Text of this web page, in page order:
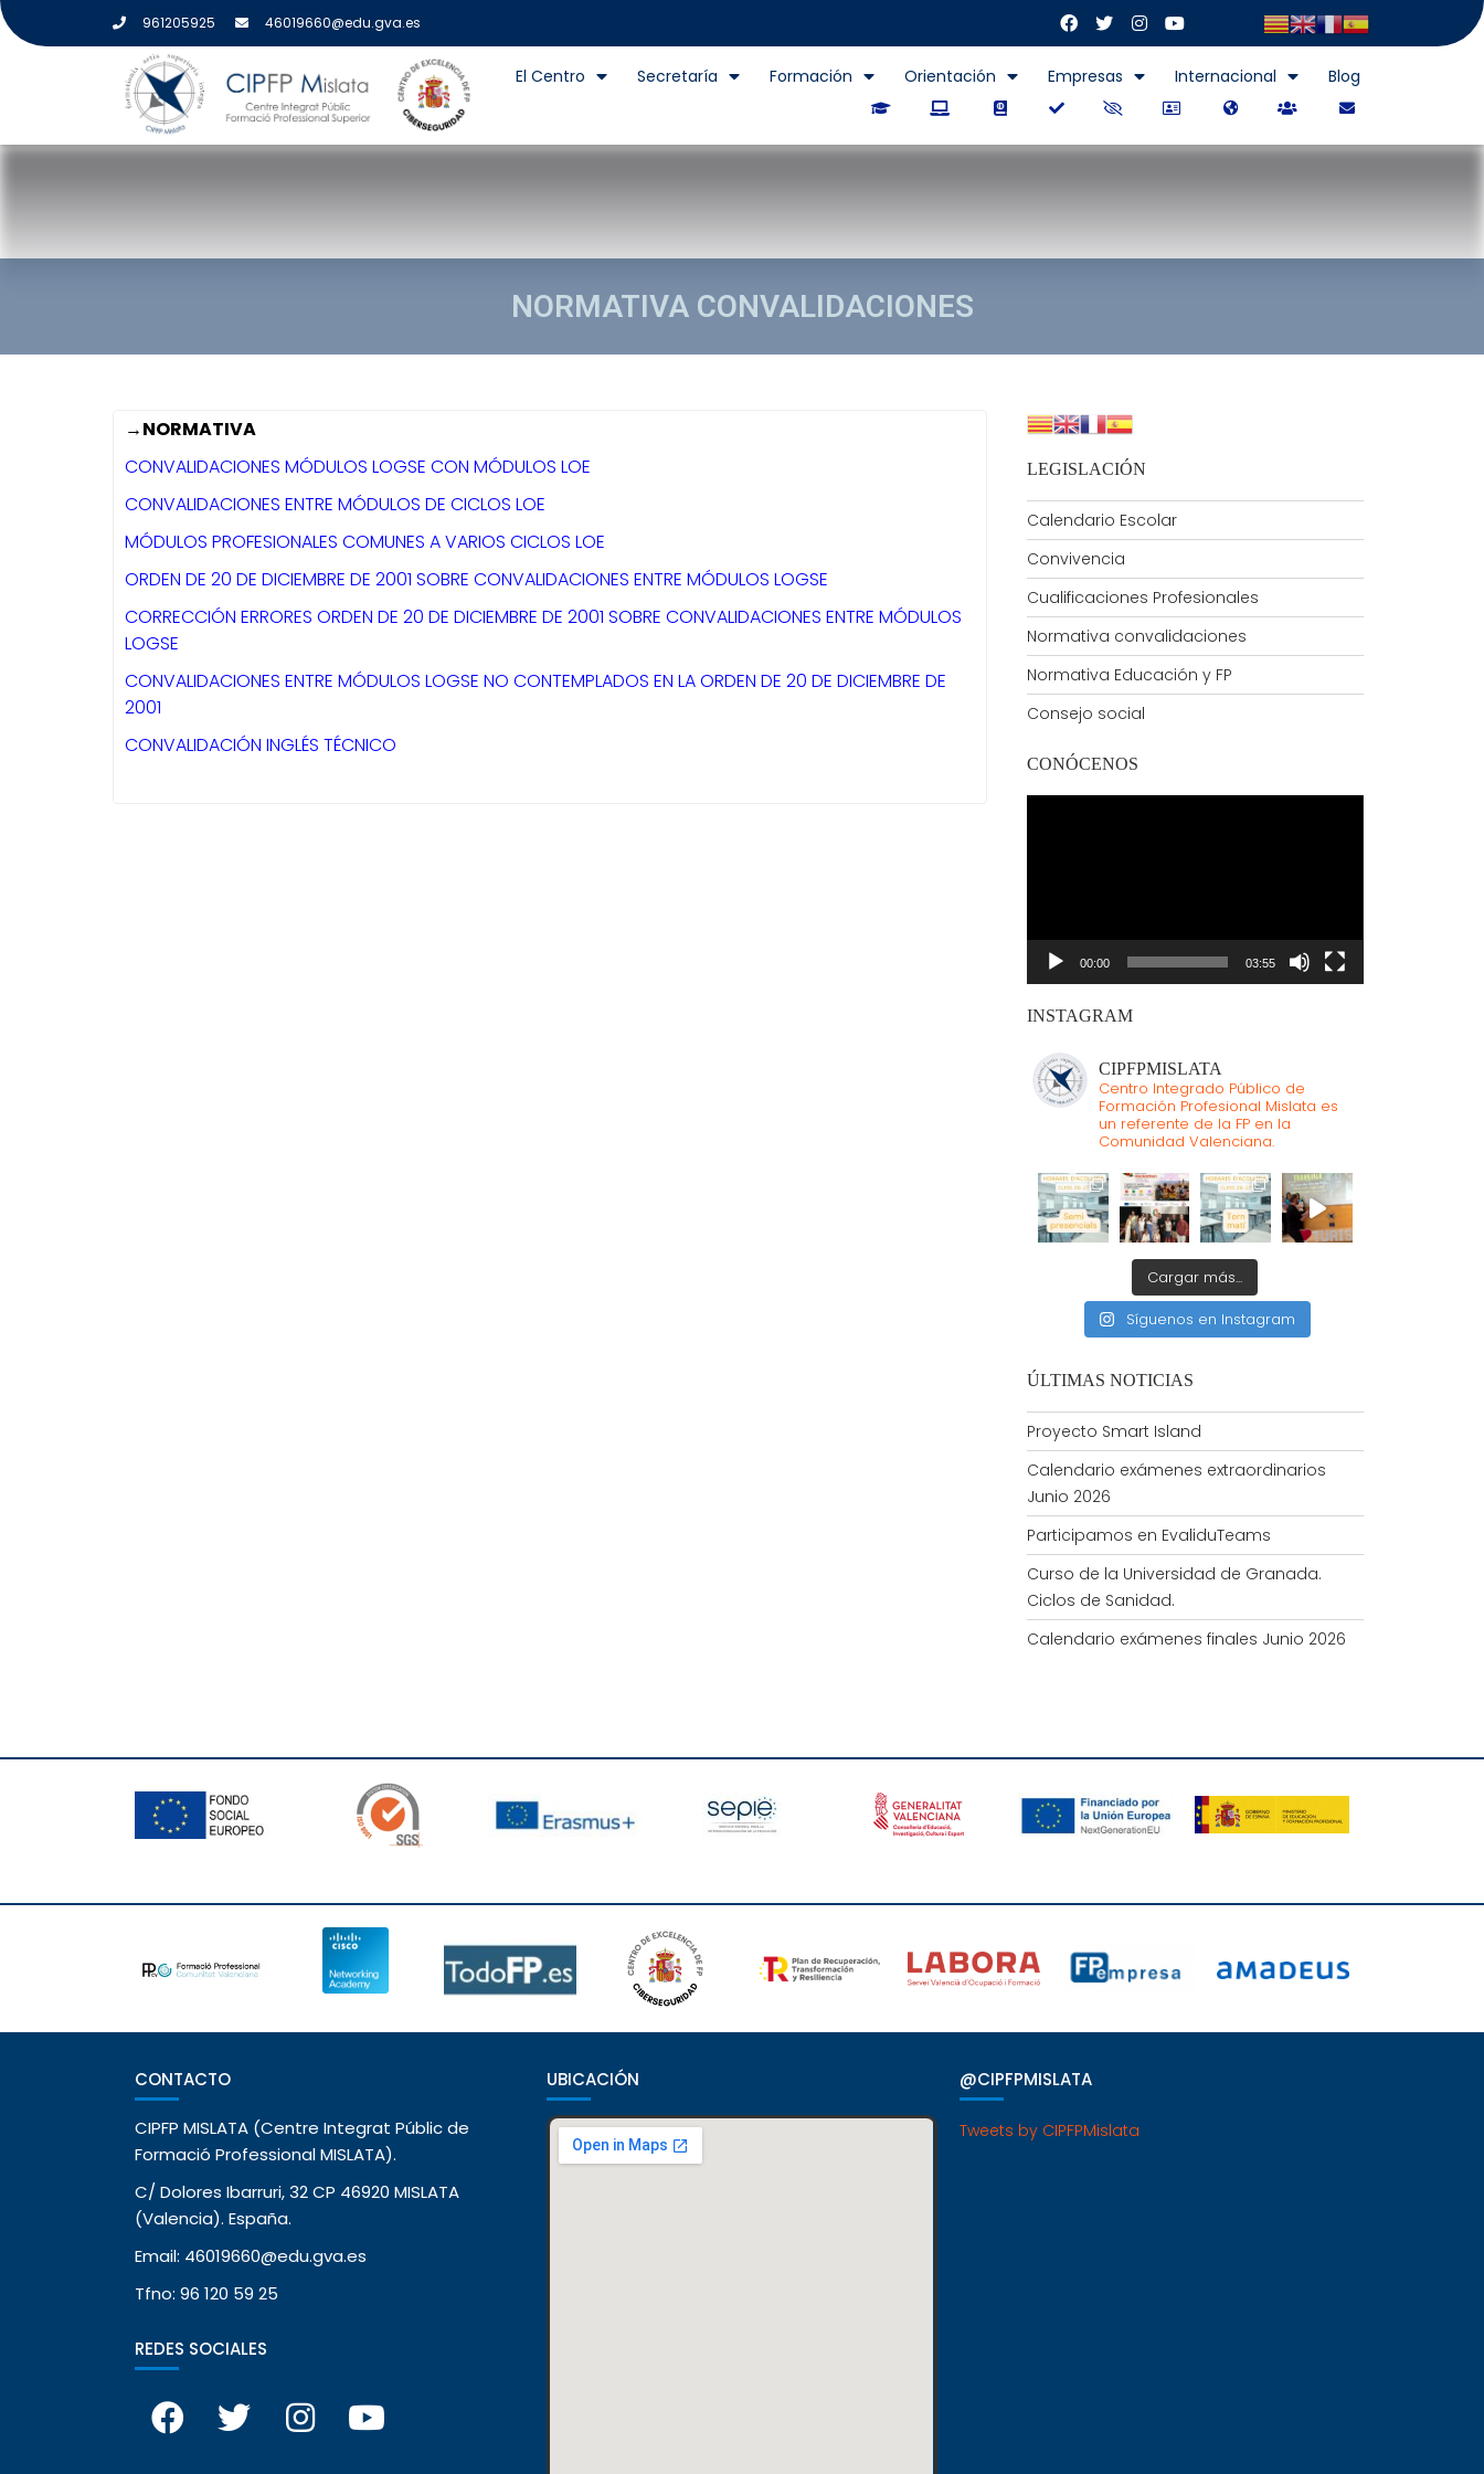
961205925 46019660@edu.gva.es
El Centro Secretaría Formación Orientación Empresas Internacional Blog
NORMATIVA CONVALIDACIONES
→NORMATIVA
CONVALIDACIONES MÓDULOS LOGSE CON MÓDULOS LOE
CONVALIDACIONES ENTRE MÓDULOS DE CICLOS LOE
MÓDULOS PROFESIONALES COMUNES A VARIOS CICLOS LOE
ORDEN DE 20 DE DICIEMBRE DE 2001 SOBRE CONVALIDACIONES ENTRE MÓDULOS LOGSE
CORRECCIÓN ERRORES ORDEN DE 20 DE DICIEMBRE DE 2001 SOBRE CONVALIDACIONES ENTRE MÓDULOS
LOGSE
CONVALIDACIONES ENTRE MÓDULOS LOGSE NO CONTEMPLADOS EN LA ORDEN DE 20 DE DICIEMBRE DE
2001
CONVALIDACIÓN INGLÉS TÉCNICO
LEGISLACIÓN
Calendario Escolar
Convivencia
Cualificaciones Profesionales
Normativa convalidaciones
Normativa Educación y FP
Consejo social
CONÓCENOS
00:00 03:55
INSTAGRAM
CIPFPMISLATA
Centro Integrado Público de
Formación Profesional Mislata es
un referente de la FP en la
Comunidad Valenciana.
Cargar más...
Síguenos en Instagram
ÚLTIMAS NOTICIAS
Proyecto Smart Island
Calendario exámenes extraordinarios
Junio 2026
Participamos en EvaliduTeams
Curso de la Universidad de Granada.
Ciclos de Sanidad.
Calendario exámenes finales Junio 2026
CONTACTO
CIPFP MISLATA (Centre Integrat Públic de
Formació Professional MISLATA).
C/ Dolores Ibarruri, 32 CP 46920 MISLATA
(Valencia). España.
Email: 46019660@edu.gva.es
Tfno: 96 120 59 25
REDES SOCIALES
UBICACIÓN @CIPFPMISLATA
Tweets by CIPFPMislata